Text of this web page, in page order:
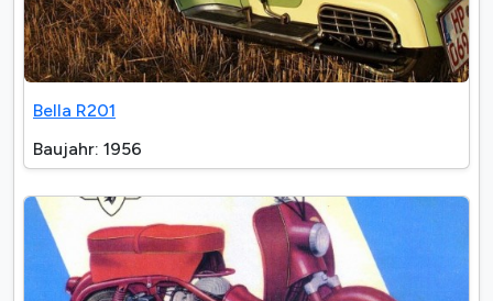
Bella R201
Baujahr: 1956